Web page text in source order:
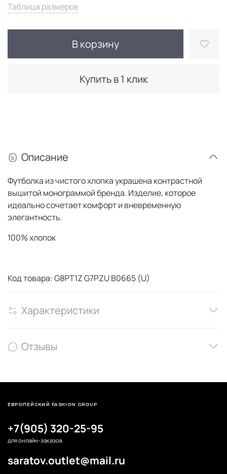
Таблица размеров
В корзину
Купить в 1 клик
Описание
Футболка из чистого хлопка украшена контрастной
вышитой монограммой бренда. Изделие, которое
идеально сочетает комфорт и вневременную
элегантность.
100% хлопок
Код товара: G8PT1Z G7PZU B0665 (U)
Характеристики
Отзывы
+7(905) 320-25-95
для онлайн-заказов
saratov.outlet@mail.ru
ЕВРОПЕЙСКИЙ FASHION GROUP